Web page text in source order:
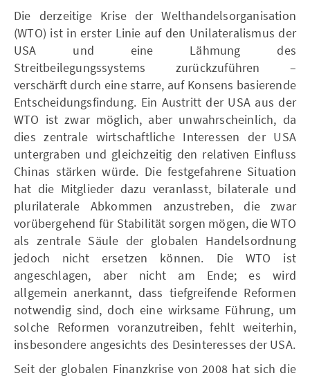
Die derzeitige Krise der Welthandelsorganisation
(WTO) ist in erster Linie auf den Unilateralismus der
USA und eine Lähmung des
Streitbeilegungssystems zurückzuführen –
verschärft durch eine starre, auf Konsens basierende
Entscheidungsfindung. Ein Austritt der USA aus der
WTO ist zwar möglich, aber unwahrscheinlich, da
dies zentrale wirtschaftliche Interessen der USA
untergraben und gleichzeitig den relativen Einfluss
Chinas stärken würde. Die festgefahrene Situation
hat die Mitglieder dazu veranlasst, bilaterale und
plurilaterale Abkommen anzustreben, die zwar
vorübergehend für Stabilität sorgen mögen, die WTO
als zentrale Säule der globalen Handelsordnung
jedoch nicht ersetzen können. Die WTO ist
angeschlagen, aber nicht am Ende; es wird
allgemein anerkannt, dass tiefgreifende Reformen
notwendig sind, doch eine wirksame Führung, um
solche Reformen voranzutreiben, fehlt weiterhin,
insbesondere angesichts des Desinteresses der USA.
Seit der globalen Finanzkrise von 2008 hat sich die